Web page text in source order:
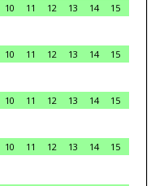
10 11 12 13 14
15
10 11 12 13 14
15
10 11 12 13 14
15
10 11 12 13 14
15